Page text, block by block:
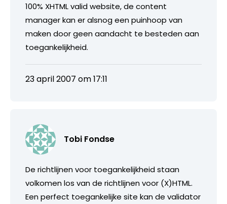
100% XHTML valid website, de content
manager kan er alsnog een puinhoop van
maken door geen aandacht te besteden aan
toegankelijkheid.
23 april 2007 om 17:11
Tobi Fondse
De richtlijnen voor toegankelijkheid staan
volkomen los van de richtlijnen voor (X)HTML.
Een perfect toegankelijke site kan de validator